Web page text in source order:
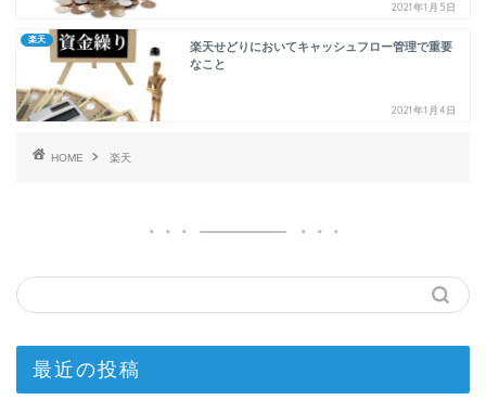
2021年1月5日
楽天
楽天せどりにおいてキャッシュフロー管理で重要
なこと
2021年1月4日
HOME 楽天
最近の投稿